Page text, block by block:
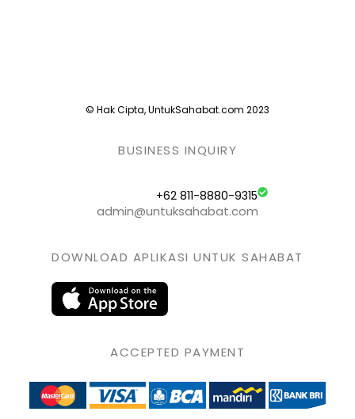
© Hak Cipta, UntukSahabat.com 2023
BUSINESS INQUIRY
+62 811-8880-9315
admin@untuksahabat.com
DOWNLOAD APLIKASI UNTUK SAHABAT
ACCEPTED PAYMENT